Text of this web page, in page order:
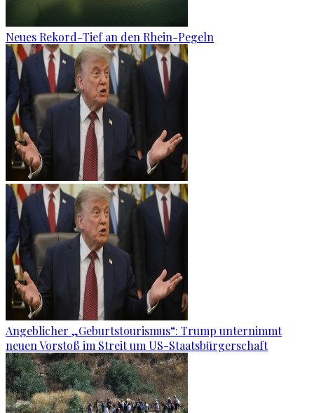
Neues Rekord-Tief an den Rhein-Pegeln
Angeblicher „Geburtstourismus“: Trump unternimmt
neuen Vorstoß im Streit um US-Staatsbürgerschaft